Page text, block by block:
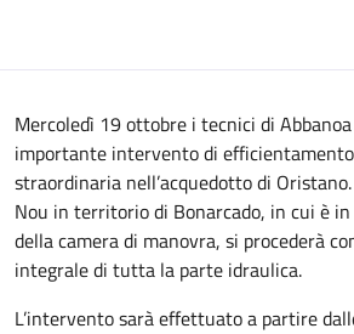
Mercoledì 19 ottobre i tecnici di
importante intervento di
straordinaria nell’acquedotto di
Nou in territorio di Bonarcado, in cui è
della camera di manovra, si procederà
integrale di tutta la parte idraulica.
L’intervento sarà effettuato a partire